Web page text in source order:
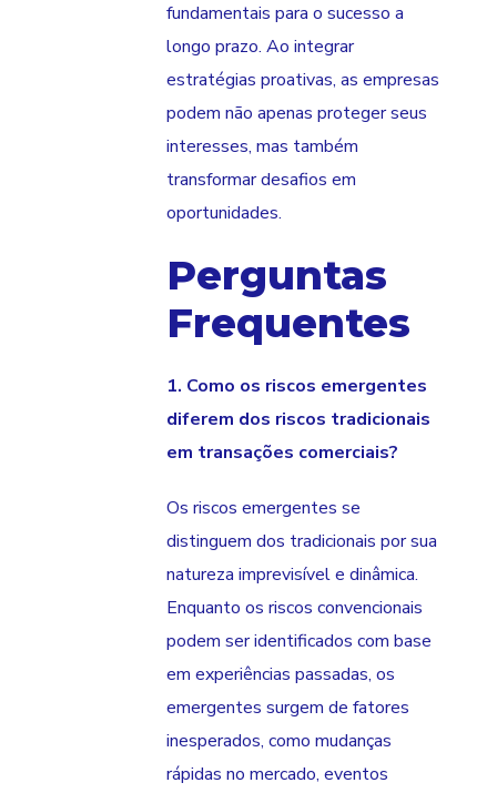
fundamentais para o sucesso a
longo prazo. Ao integrar
estratégias proativas, as empresas
podem não apenas proteger seus
interesses, mas também
transformar desafios em
oportunidades.
Perguntas
Frequentes
1. Como os riscos emergentes
diferem dos riscos tradicionais
em transações comerciais?
Os riscos emergentes se
distinguem dos tradicionais por sua
natureza imprevisível e dinâmica.
Enquanto os riscos convencionais
podem ser identificados com base
em experiências passadas, os
emergentes surgem de fatores
inesperados, como mudanças
rápidas no mercado, eventos